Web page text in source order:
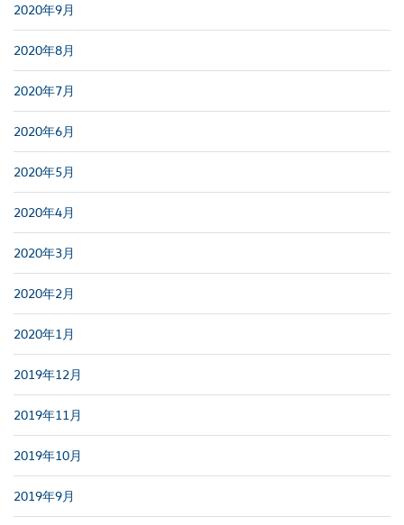
2020年9月
2020年8月
2020年7月
2020年6月
2020年5月
2020年4月
2020年3月
2020年2月
2020年1月
2019年12月
2019年11月
2019年10月
2019年9月